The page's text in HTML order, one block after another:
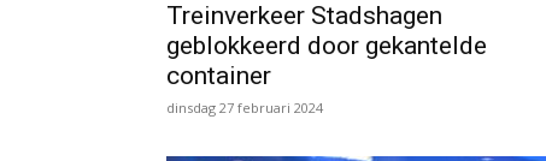
Treinverkeer Stadshagen
geblokkeerd door gekantelde
container
dinsdag 27 februari 2024